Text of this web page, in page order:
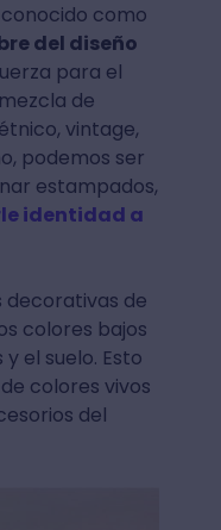
como
del diseño
para el
de
vintage,
podemos ser
estampados,
identidad a
decorativas de
colores bajos
el suelo. Esto
colores vivos
del